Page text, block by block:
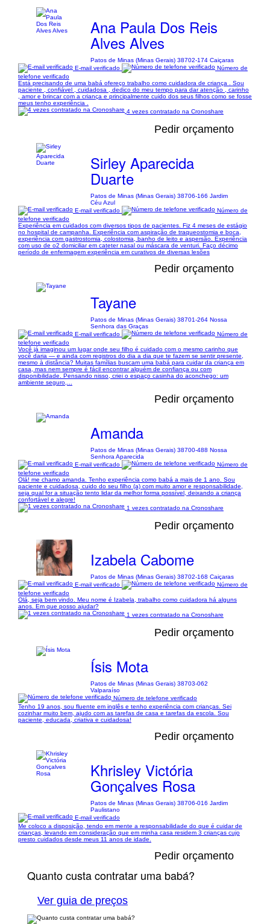
Ana Paula Dos Reis
Alves Alves
Patos de Minas (Minas Gerais) 38702-174 Caiçaras
E-mail verificado
Número de
telefone verificado
Está precisando de uma babá ofereço trabalho como cuidadora de criança . Sou
paciente , confiável , cuidadosa , dedico do meu tempo para dar atenção , carinho
, amor e brincar com a criança e principalmente cuido dos seus filhos como se fosse
meus tenho experiência .
4 vezes contratado na Cronoshare
Pedir orçamento
Sirley Aparecida
Duarte
Patos de Minas (Minas Gerais) 38706-166 Jardim
Céu Azul
E-mail verificado
Número de
telefone verificado
Experiência em cuidados com diversos tipos de pacientes. Fiz 4 meses de estágio
no hospital de campanha. Experiência com aspiração de traqueostomia e boca,
experiência com gastrostomia, colostomia, banho de leito e aspersão. Experiência
com uso de o2 domiciliar em cateter nasal ou máscara de venturi. Faço décimo
período de enfermagem experiência em curativos de diversas lesões
Pedir orçamento
Tayane
Patos de Minas (Minas Gerais) 38701-264 Nossa
Senhora das Graças
E-mail verificado
Número de
telefone verificado
Você já imaginou um lugar onde seu filho é cuidado com o mesmo carinho que
você daria — e ainda com registros do dia a dia que te fazem se sentir presente,
mesmo à distância? Muitas famílias buscam uma babá para cuidar da criança em
casa, mas nem sempre é fácil encontrar alguém de confiança ou com
disponibilidade. Pensando nisso, criei o espaço casinha do aconchego: um
ambiente seguro,...
Pedir orçamento
Amanda
Patos de Minas (Minas Gerais) 38700-488 Nossa
Senhora Aparecida
E-mail verificado
Número de
telefone verificado
Olá! me chamo amanda. Tenho experiência como babá a mais de 1 ano. Sou
paciente e cuidadosa, cuido do seu filho (a) com muito amor e responsabilidade,
seja qual for a situação tento lidar da melhor forma possível, deixando a criança
confortável e alegre!
1 vezes contratado na Cronoshare
Pedir orçamento
Izabela Cabome
Patos de Minas (Minas Gerais) 38702-168 Caiçaras
E-mail verificado
Número de
telefone verificado
Olá, seja bem vindo. Meu nome é Izabela, trabalho como cuidadora há alguns
anos. Em que posso ajudar?
1 vezes contratado na Cronoshare
Pedir orçamento
Ísis Mota
Patos de Minas (Minas Gerais) 38703-062
Valparaíso
Número de telefone verificado
Tenho 19 anos, sou fluente em inglês e tenho experiência com crianças. Sei
cozinhar muito bem, ajudo com as tarefas de casa e tarefas da escola. Sou
paciente, educada, criativa e cuidadosa!
Pedir orçamento
Khrisley Victória
Gonçalves Rosa
Patos de Minas (Minas Gerais) 38706-016 Jardim
Paulistano
E-mail verificado
Me coloco a disposição, tendo em mente a responsabilidade do que é cuidar de
crianças, levando em consideração que em minha casa residem 3 crianças cujo
presto cuidados desde meus 11 anos de idade.
Pedir orçamento
Quanto custa contratar uma babá?
Ver guia de preços